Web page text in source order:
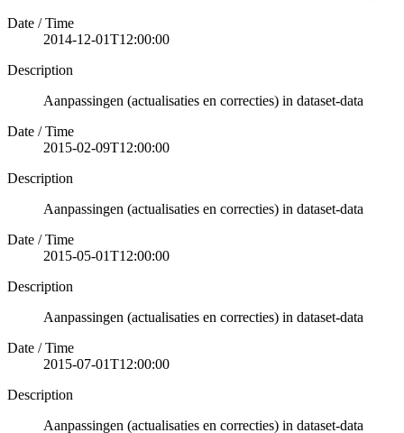
Date / Time
2014-12-01T12:00:00
Description
Aanpassingen (actualisaties en correcties) in dataset-data
Date / Time
2015-02-09T12:00:00
Description
Aanpassingen (actualisaties en correcties) in dataset-data
Date / Time
2015-05-01T12:00:00
Description
Aanpassingen (actualisaties en correcties) in dataset-data
Date / Time
2015-07-01T12:00:00
Description
Aanpassingen (actualisaties en correcties) in dataset-data